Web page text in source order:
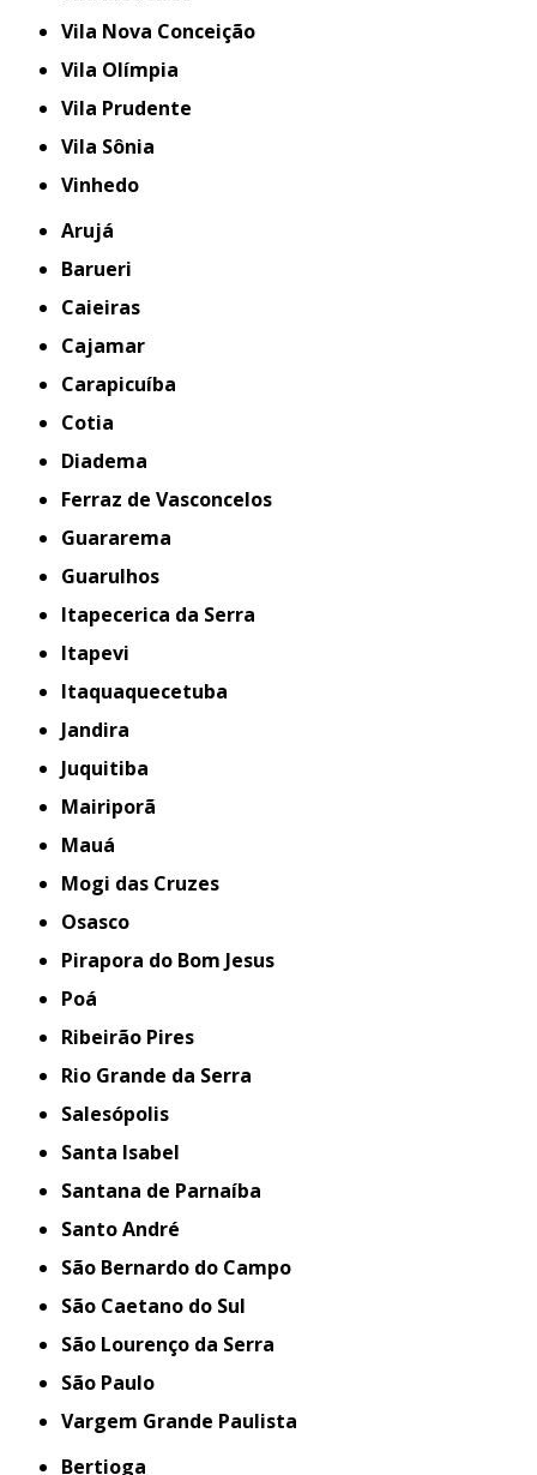
Vila Nova Conceição
Vila Olímpia
Vila Prudente
Vila Sônia
Vinhedo
Arujá
Barueri
Caieiras
Cajamar
Carapicuíba
Cotia
Diadema
Ferraz de Vasconcelos
Guararema
Guarulhos
Itapecerica da Serra
Itapevi
Itaquaquecetuba
Jandira
Juquitiba
Mairiporã
Mauá
Mogi das Cruzes
Osasco
Pirapora do Bom Jesus
Poá
Ribeirão Pires
Rio Grande da Serra
Salesópolis
Santa Isabel
Santana de Parnaíba
Santo André
São Bernardo do Campo
São Caetano do Sul
São Lourenço da Serra
São Paulo
Vargem Grande Paulista
Bertioga